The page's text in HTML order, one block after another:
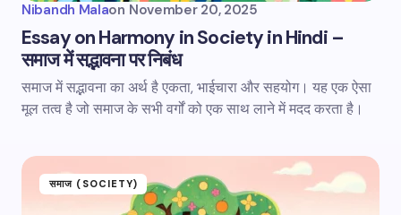
Nibandh Malaon November 20, 2025
Essay on Harmony in Society in Hindi –
समाज में सद्भावना पर निबंध
समाज में सद्भावना का अर्थ है एकता, भाईचारा और सहयोग। यह एक ऐसा
मूल तत्व है जो समाज के सभी वर्गों को एक साथ लाने में मदद करता है।
समाज (SOCIETY)